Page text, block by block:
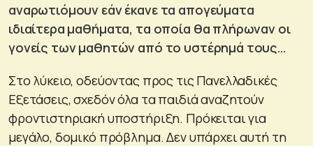
αναρωτιόμουν εάν έκανε τα απογεύματα
ιδιαίτερα μαθήματα, τα οποία θα πλήρωναν οι
γονείς των μαθητών από το υστέρημά τους…
Στο λύκειο, οδεύοντας προς τις Πανελλαδικές
Εξετάσεις, σχεδόν όλα τα παιδιά αναζητούν
φροντιστηριακή υποστήριξη. Πρόκειται για
μεγάλο, δομικό πρόβλημα. Δεν υπάρχει αυτή τη